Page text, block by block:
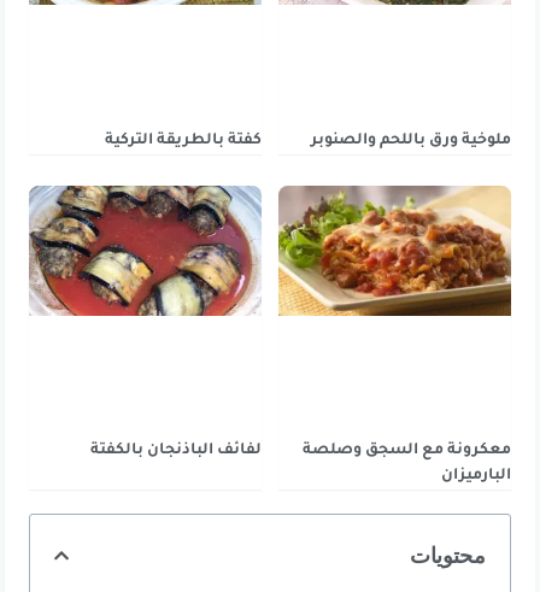
ملوخية ورق باللحم والصنوبر كفتة بالطريقة التركية
معكرونة مع السجق وصلصة
البارميزان
لفائف الباذنجان بالكفتة
محتويات